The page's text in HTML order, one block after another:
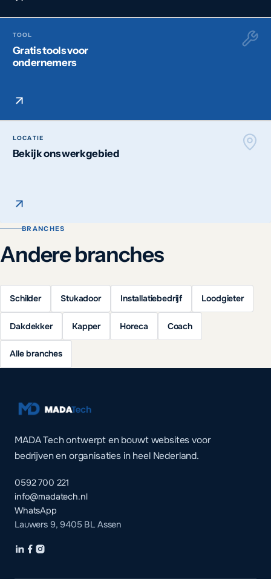
TOOL
Gratis tools voor
ondernemers
LOCATIE
Bekijk ons werkgebied
BRANCHES
Andere branches
Schilder Stukadoor Installatiebedrijf Loodgieter
Dakdekker Kapper Horeca Coach
Alle branches
MADA Tech ontwerpt en bouwt websites voor
bedrijven en organisaties in heel Nederland.
0592 700 221
info@madatech.nl
WhatsApp
Lauwers 9, 9405 BL Assen